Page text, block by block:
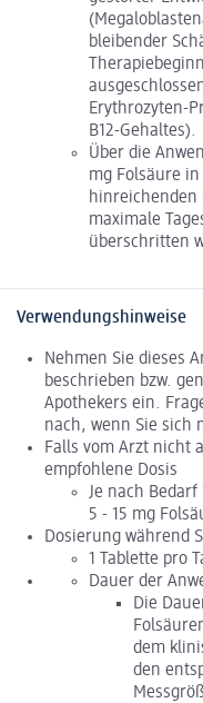
bleibender
Erythrozyten-
B12-Gehaltes).
Über die
mg Folsäure
hinreichenden
maximale
überschritten
Verwendungshinweise
Nehmen Sie dieses
beschrieben bzw.
Apothekers ein.
nach, wenn Sie sich
Falls vom Arzt nicht
empfohlene Dosis
Je nach
5 - 15 mg
Dosierung während
1 Tablette pro
Dauer der
Die
dem
den